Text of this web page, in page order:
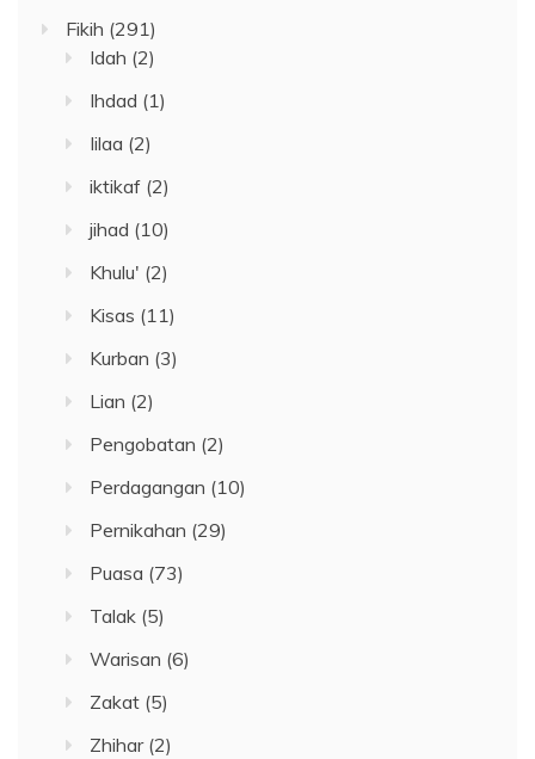
Fikih (291)
Idah (2)
Ihdad (1)
Iilaa (2)
iktikaf (2)
jihad (10)
Khulu' (2)
Kisas (11)
Kurban (3)
Lian (2)
Pengobatan (2)
Perdagangan (10)
Pernikahan (29)
Puasa (73)
Talak (5)
Warisan (6)
Zakat (5)
Zhihar(2)